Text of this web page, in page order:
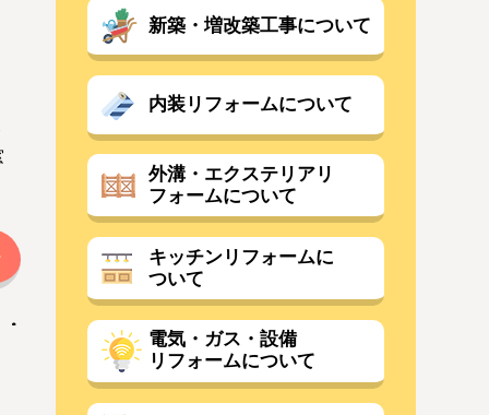
新築・増改築工事について
内装リフォームについて
外溝・エクステリアリ
フォームについて
キッチンリフォームに
ついて
電気・ガス・設備
リフォームについて